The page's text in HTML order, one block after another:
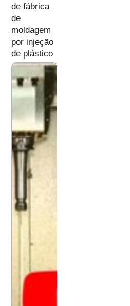
de fábrica
de
moldagem
por injeção
de plástico